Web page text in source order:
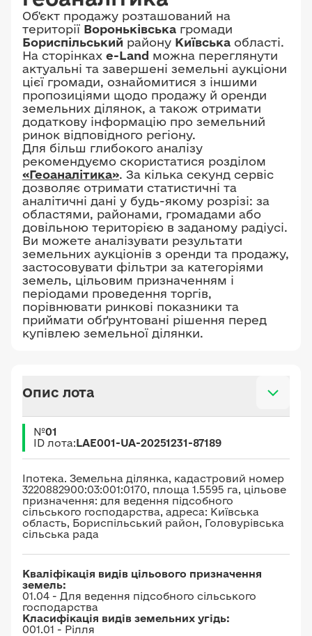
Об'єкт продажу розташований на
території Вороньківська громади
Бориспільський району Київська області.
На сторінках e-Land можна переглянути
актуальні та завершені земельні аукціони
цієї громади, ознайомитися з іншими
пропозиціями щодо продажу й оренди
земельних ділянок, а також отримати
додаткову інформацію про земельний
ринок відповідного регіону.
Для більш глибокого аналізу
рекомендуємо скористатися розділом
«Геоаналітика». За кілька секунд сервіс
дозволяє отримати статистичні та
аналітичні дані у будь-якому розрізі: за
областями, районами, громадами або
довільною територією в заданому радіусі.
Ви можете аналізувати результати
земельних аукціонів з оренди та продажу,
застосовувати фільтри за категоріями
земель, цільовим призначенням і
періодами проведення торгів,
порівнювати ринкові показники та
приймати обґрунтовані рішення перед
купівлею земельної ділянки.
Опис лота
№01
ID лота:LAE001-UA-20251231-87189
Іпотека. Земельна ділянка, кадастровий номер
3220882900:03:001:0170, площа 1.5595 га, цільове
призначення: для ведення підсобного
сільського господарства, адреса: Київська
область, Бориспільський район, Головурівська
сільська рада
Кваліфікація видів цільового призначення
земель:
01.04 - Для ведення підсобного сільського
господарства
Класифікація видів земельних угідь:
001.01 - Рілля